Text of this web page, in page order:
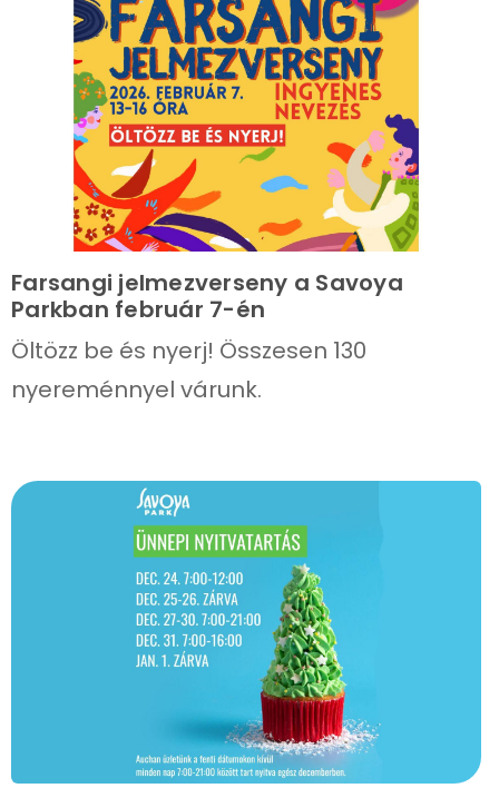
Farsangi jelmezverseny a Savoya
Parkban február 7-én
Öltözz be és nyerj! Összesen 130
nyereménnyel várunk.